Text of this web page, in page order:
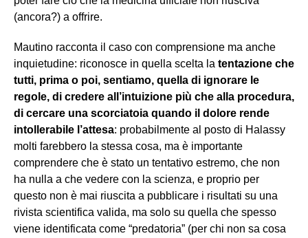
(ancora?) a offrire.
Mautino racconta il caso con comprensione ma anche
inquietudine: riconosce in quella scelta la tentazione che
tutti, prima o poi, sentiamo, quella di ignorare le
regole, di credere all’intuizione più che alla procedura,
di cercare una scorciatoia quando il dolore rende
intollerabile l’attesa: probabilmente al posto di Halassy
molti farebbero la stessa cosa, ma è importante
comprendere che è stato un tentativo estremo, che non
ha nulla a che vedere con la scienza, e proprio per
questo non è mai riuscita a pubblicare i risultati su una
rivista scientifica valida, ma solo su quella che spesso
viene identificata come “predatoria” (per chi non sa cosa